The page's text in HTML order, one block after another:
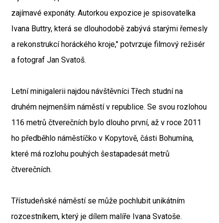
zajímavé exponáty. Autorkou expozice je spisovatelka
Ivana Buttry, která se dlouhodobě zabývá starými řemesly
a rekonstrukcí horáckého kroje," potvrzuje filmový režisér
a fotograf Jan Svatoš.
Letní minigalerii najdou návštěvníci Třech studní na
druhém nejmenším náměstí v republice. Se svou rozlohou
116 metrů čtverečních bylo dlouho první, až v roce 2011
ho předběhlo náměstíčko v Kopytově, části Bohumína,
které má rozlohu pouhých šestapadesát metrů
čtverečních.
Třístudeňské náměstí se může pochlubit unikátním
rozcestníkem, který je dílem malíře Ivana Svatoše.